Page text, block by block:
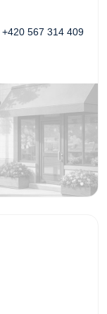
+420 567 314 409